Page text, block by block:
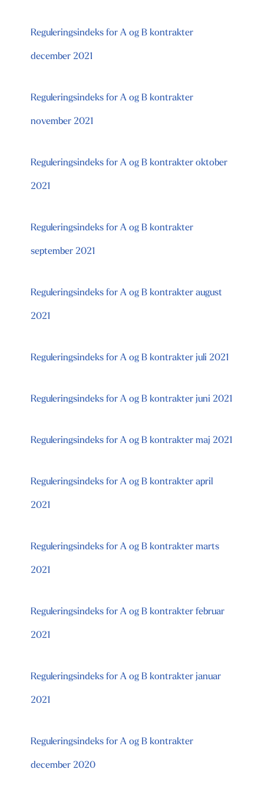
Reguleringsindeks for A og B kontrakter
december 2021
Reguleringsindeks for A og B kontrakter
november 2021
Reguleringsindeks for A og B kontrakter oktober
2021
Reguleringsindeks for A og B kontrakter
september 2021
Reguleringsindeks for A og B kontrakter august
2021
Reguleringsindeks for A og B kontrakter juli 2021
Reguleringsindeks for A og B kontrakter juni 2021
Reguleringsindeks for A og B kontrakter maj 2021
Reguleringsindeks for A og B kontrakter april
2021
Reguleringsindeks for A og B kontrakter marts
2021
Reguleringsindeks for A og B kontrakter februar
2021
Reguleringsindeks for A og B kontrakter januar
2021
Reguleringsindeks for A og B kontrakter
december 2020